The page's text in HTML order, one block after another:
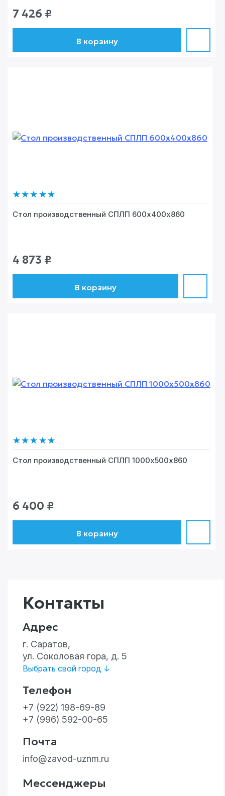
из 5
7 426 ₽
В корзину
Стол производственный СПЛП 600х400х860
4 873 ₽
В корзину
Стол производственный СПЛП 1000х500х860
6 400 ₽
В корзину
Контакты
Адрес
г. Саратов,
ул. Соколовая гора, д. 5
Выбрать свой город ↓
Телефон
+7 (922) 198-69-89
+7 (996) 592-00-65
Почта
info@zavod-uznm.ru
Мессенджеры